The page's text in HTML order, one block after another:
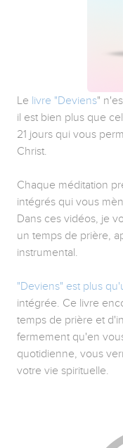
Le livre "Deviens"
il est bien plus que
21 jours qui vous
Christ.
Chaque méditation
intégrés qui vous
Dans ces vidéos, je
un temps de prière,
instrumental.
"Deviens" est plus
intégrée. Ce livre
temps de prière et
fermement qu'en
quotidienne, vous
votre vie spirituelle.